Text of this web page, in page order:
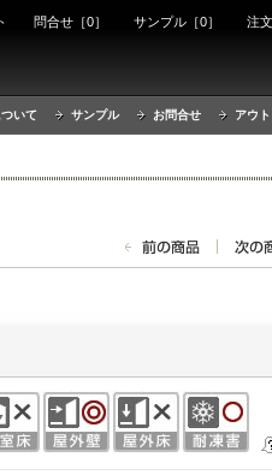
いて サンプル お問合せ アウ
ト 問合せ［0］ サンプル［0］ 注